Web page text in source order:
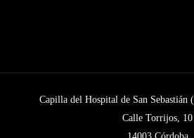
Capilla del Hospital de San Sebastián
Calle Torrijos, 10